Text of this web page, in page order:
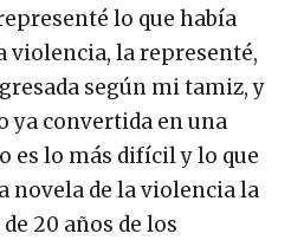
lo que había
violencia, la representé,
según mi tamiz, y
ya convertida en una
es lo más difícil y lo que
novela de la violencia la
20 años de los